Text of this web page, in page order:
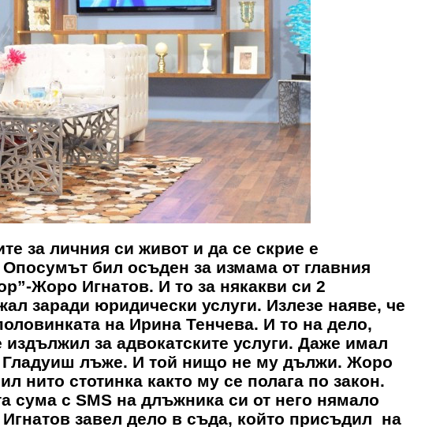
за личния си живот и да се скрие е
бил осъден за измама от главния
Жоро Игнатов. И то за някакви си 2
заради юридически услуги. Излезе наяве, че
на Ирина Тенчева. И то на дело,
за адвокатските услуги. Даже имал
Гладуиш лъже. И той нищо не му дължи. Жоро
нито стотинка както му се полага по закон.
сума с SMS на длъжника си от него нямало
завел дело в съда, който присъдил на